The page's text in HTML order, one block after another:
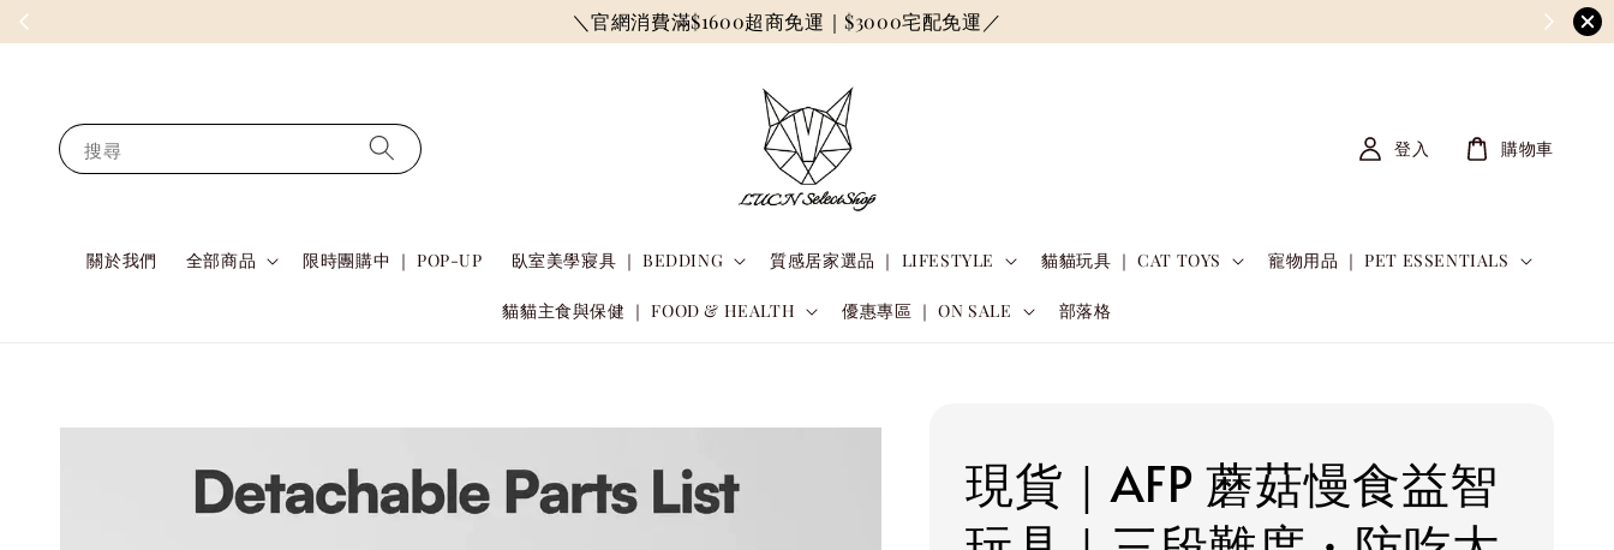
＼官網消費滿$1600超商免運｜$3000宅配免運／
搜尋
關於我們 全部商品 限時團購中 ｜ POP-UP 臥室美學寢具 ｜ BEDDING 質感居家選品 ｜ LIFESTYLE 貓貓玩具 ｜ CAT TOYS 寵物用品 ｜ PET ESSENTIALS
貓貓主食與保健 ｜ FOOD & HEALTH 優惠專區 ｜ ON SALE 部落格
登入 購物車
現貨｜AFP 蘑菇慢食益智